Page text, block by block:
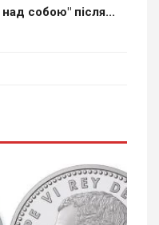
собою" після...